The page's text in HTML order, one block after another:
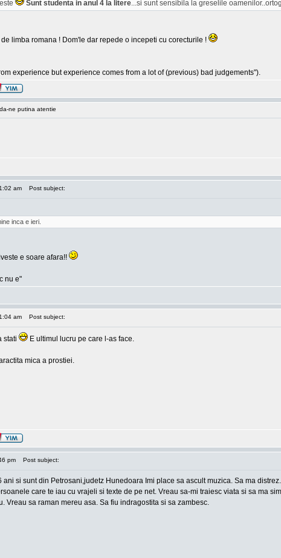
Sunt studenta in anul 4 la litere...si sunt sensibila la greselile
de limba romana ! Dom'le dar repede o incepeti cu corecturile !
experience but experience comes from a lot of (previous) bad judgements").
ne putina atentie
am Post subject:
inca e ieri.
e soare afara!!
nu e"
am Post subject:
stati
E ultimul lucru pe care l-as face.
mica a prostiei.
pm Post subject:
ani si sunt din Petrosani,judetz Hunedoara Imi place sa ascult muzica. Sa ma
care te iau cu vrajeli si texte de pe net. Vreau sa-mi traiesc viata si sa ma
Vreau sa raman mereu asa. Sa fiu indragostita si sa zambesc.